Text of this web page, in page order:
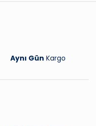
Aynı Gün Kargo